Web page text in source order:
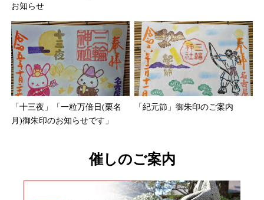
お知らせ
「十三夜」「一粒万倍日(栗名
月)御朱印のお知らせです」
「紀元節」御朱印のご案内
催しのご案内